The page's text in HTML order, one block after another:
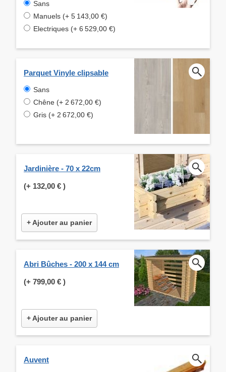
Sans
Manuels (+ 5 143,00 €)
Electriques (+ 6 529,00 €)
Parquet Vinyle clipsable
Sans
Chêne (+ 2 672,00 €)
Gris (+ 2 672,00 €)
Jardinière - 70 x 22cm
(+ 132,00 € )
+ Ajouter au panier
Abri Bûches - 200 x 144 cm
(+ 799,00 € )
+ Ajouter au panier
Auvent